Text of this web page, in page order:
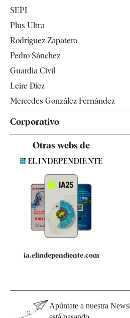
Televisión
SEPI
Plus Ultra
Rodríguez Zapatero
Pedro Sánchez
Guardia Civil
Leire Díez
Mercedes González Fernández
Corporativo
Contacto
Quiénes somos
Especificaciones
Otras webs de
ia.elindependiente.com
Apúntate a nuestra